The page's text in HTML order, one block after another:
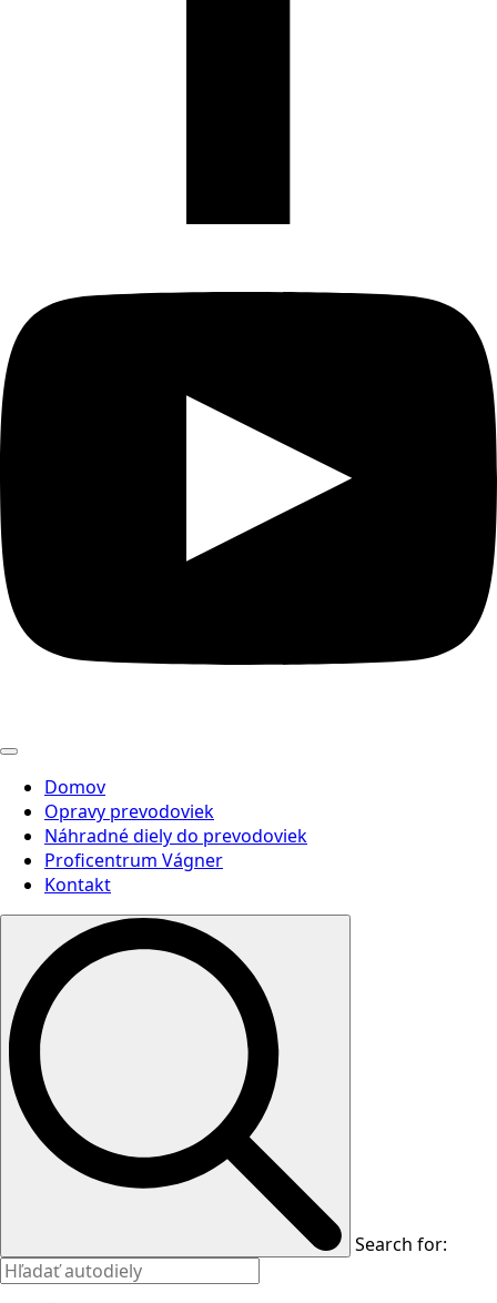
Domov
Opravy prevodoviek
Náhradné diely do prevodoviek
Proficentrum Vágner
Kontakt
Search for: